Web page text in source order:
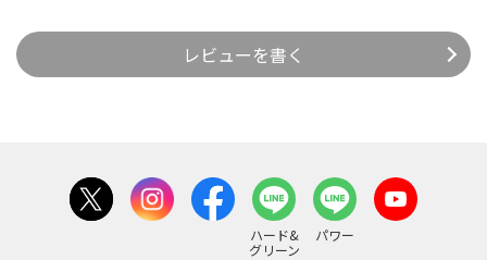
レビューを書く
ハード&
グリーン
パワー